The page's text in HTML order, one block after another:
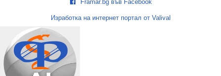
Framar.bg във Facebook
Изработка на интернет портал от Valival